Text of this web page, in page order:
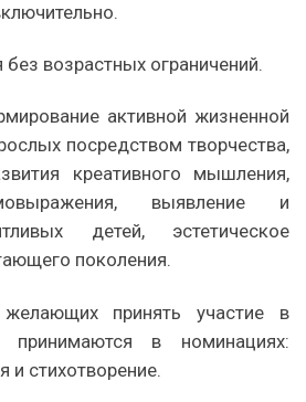
без возрастных ограничений.
активной жизненной
посредством творчества,
креативного мышления,
выявление и
детей, эстетическое
поколения.
принять участие в
принимаются в номинациях:
и стихотворение.